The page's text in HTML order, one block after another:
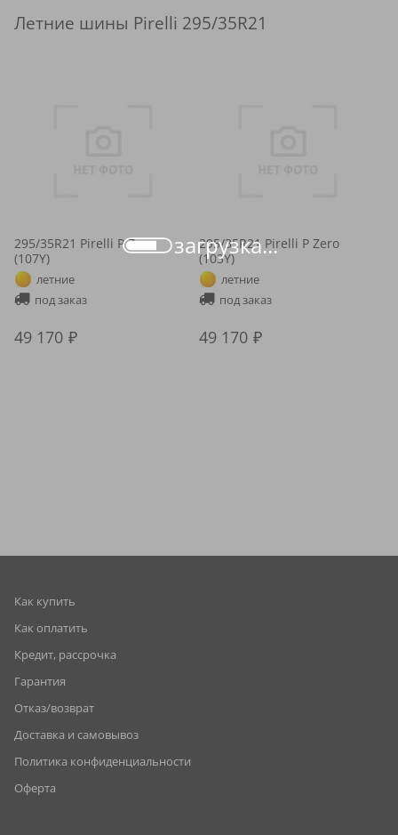
загрузка...
Летние шины Pirelli 295/35R21
295/35R21 Pirelli P Zero
(107Y)
летние
под заказ
49 170
295/35R21 Pirelli P Zero
(103Y)
летние
под заказ
49 170
Как купить
Как оплатить
Кредит, рассрочка
Гарантия
Отказ/возврат
Доставка и самовывоз
Политика конфиденциальности
Оферта